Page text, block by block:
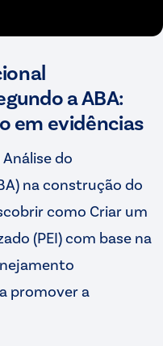
a ABA:
em evidências
do
na construção do
como Criar um
(PEI) com base na
promover a